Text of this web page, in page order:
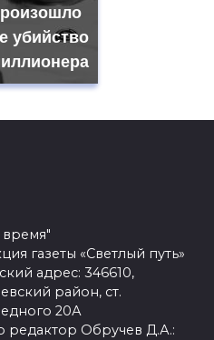
убийство
газеты «Светлый путь»
адрес: 346610,
район, ст.
20А
редактор Обручев Д.А.: